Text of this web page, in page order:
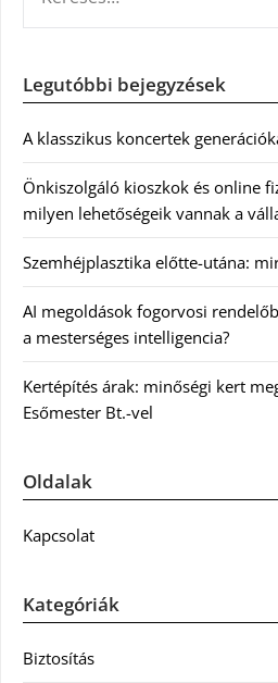
Legutóbbi bejegyzések
A klasszikus koncertek
Önkiszolgáló kioszkok és online
milyen lehetőségeik vannak a
Szemhéjplasztika előtte-utána:
AI megoldások fogorvosi
a mesterséges intelligencia?
Kertépítés árak: minőségi kert
Esőmester Bt.-vel
Oldalak
Kapcsolat
Kategóriák
Biztosítás